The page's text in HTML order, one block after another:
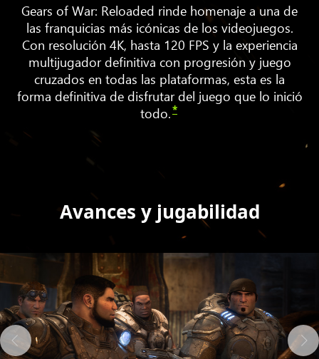
Gears of War: Reloaded rinde homenaje a una de
las franquicias más icónicas de los videojuegos.
Con resolución 4K, hasta 120 FPS y la experiencia
multijugador definitiva con progresión y juego
cruzados en todas las plataformas, esta es la
forma definitiva de disfrutar del juego que lo inició
todo.*
Avances y jugabilidad